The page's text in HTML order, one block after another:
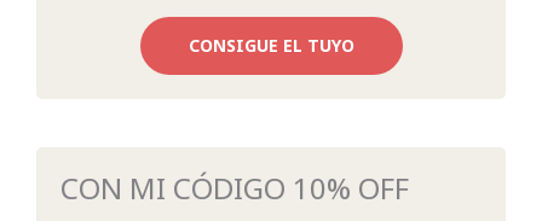
CONSIGUE EL TUYO
CON MI CÓDIGO 10% OFF